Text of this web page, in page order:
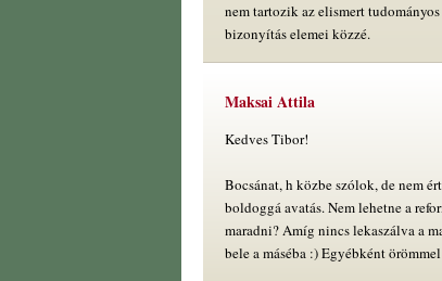
nem tartozik az elismert
bizonyítás elemei közzé.
Maksai Attila
Kedves Tibor!
Bocsánat, h közbe szólok, de nem
boldoggá avatás. Nem lehetne a
maradni? Amíg nincs lekaszálva a
bele a máséba :) Egyébként